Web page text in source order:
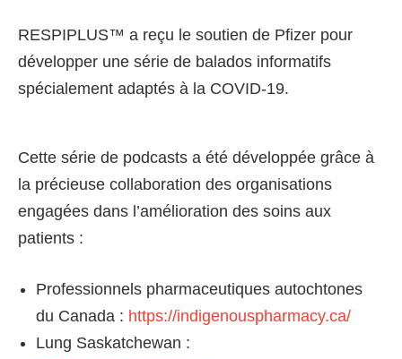
RESPIPLUS™ a reçu le soutien de Pfizer pour
développer une série de balados informatifs
spécialement adaptés à la COVID-19.
Cette série de podcasts a été développée grâce à
la précieuse collaboration des organisations
engagées dans l’amélioration des soins aux
patients :
Professionnels pharmaceutiques autochtones
du Canada : https://indigenouspharmacy.ca/
Lung Saskatchewan :